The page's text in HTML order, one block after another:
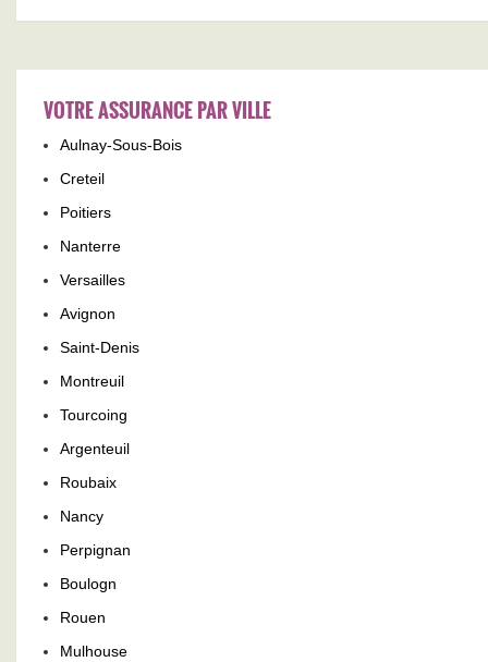
VOTRE ASSURANCE PAR VILLE
Aulnay-Sous-Bois
Creteil
Poitiers
Nanterre
Versailles
Avignon
Saint-Denis
Montreuil
Tourcoing
Argenteuil
Roubaix
Nancy
Perpignan
Boulogn
Rouen
Mulhouse